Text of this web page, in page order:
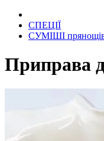
СПЕЦІЇ
СУМІШІ
Приправа